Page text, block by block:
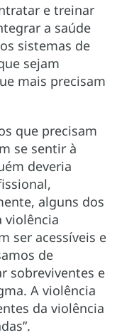
e treinar
a saúde
sistemas de
sejam
mais precisam
que precisam
se sentir à
deveria
alguns dos
violência
ser acessíveis e
de
sobreviventes e
A violência
da violência